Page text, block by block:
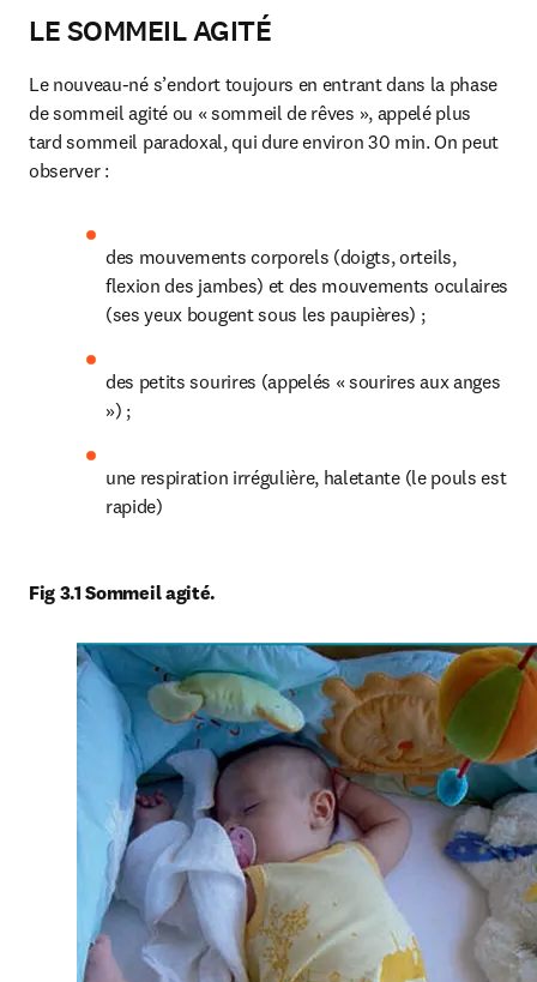
LE SOMMEIL AGITÉ
Le nouveau-né s’endort toujours en entrant dans la phase
de sommeil agité ou « sommeil de rêves », appelé plus
tard sommeil paradoxal, qui dure environ 30 min. On peut
observer :
des mouvements corporels (doigts, orteils,
flexion des jambes) et des mouvements oculaires
(ses yeux bougent sous les paupières) ;
des petits sourires (appelés « sourires aux anges
») ;
une respiration irrégulière, haletante (le pouls est
rapide)
Fig 3.1 Sommeil agité.